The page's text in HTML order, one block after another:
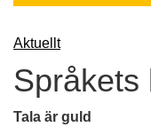
Aktuellt
Språkets
Tala är guld